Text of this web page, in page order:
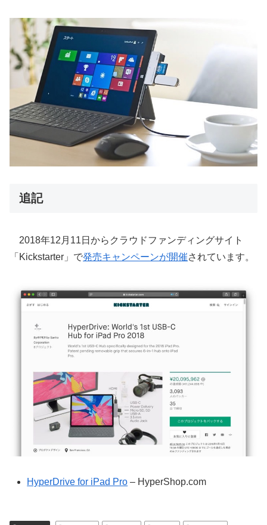
追記
2018年12月11日からクラウドファンディングサイト
「Kickstarter」で発売キャンペーンが開催されています。
HyperDrive for iPad Pro – HyperShop.com